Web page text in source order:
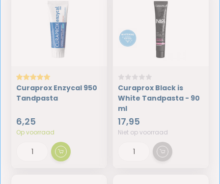
Curaprox Enzycal 950
Tandpasta
6,25
Op voorraad
Curaprox Black is
White Tandpasta - 90
ml
17,95
Niet op voorraad